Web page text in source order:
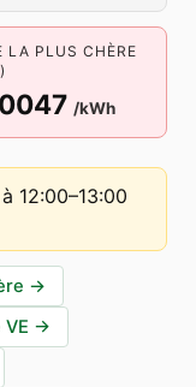
LA PLUS CHÈRE
/kWh
12:00–13:00
→
→